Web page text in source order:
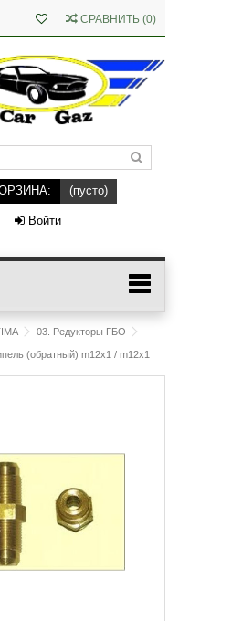
СРАВНИТЬ (0)
(пусто)
Войти
03. Редукторы ГБО
(обратный) m12x1 / m12x1